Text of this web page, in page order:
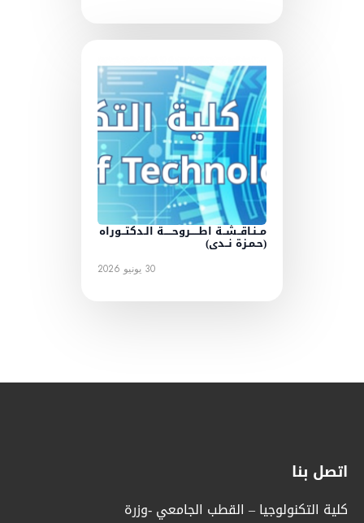
مــنـاقــشــة اطـــــروحـــــة الـدكتــوراه
(حـمـزة نــدى)
– القطب الجامعي -وزرة